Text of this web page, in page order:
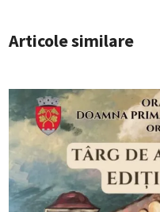
Articole similare